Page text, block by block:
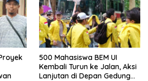
500 Mahasiswa BEM UI
Kembali Turun ke Jalan, Aksi
Lanjutan di Depan Gedung